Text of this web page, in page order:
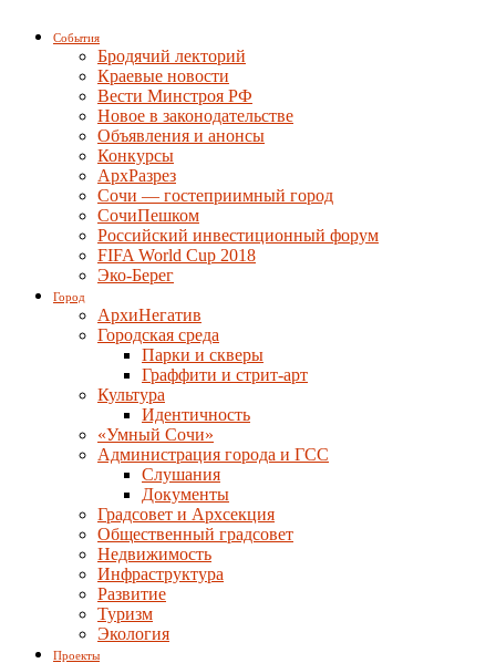
События
Бродячий лекторий
Краевые новости
Вести Минстроя РФ
Новое в законодательстве
Объявления и анонсы
Конкурсы
АрхРазрез
Сочи — гостеприимный город
СочиПешком
Российский инвестиционный форум
FIFA World Cup 2018
Эко-Берег
Город
АрхиНегатив
Городская среда
Парки и скверы
Граффити и стрит-арт
Культура
Идентичность
«Умный Сочи»
Администрация города и ГСС
Слушания
Документы
Градсовет и Архсекция
Общественный градсовет
Недвижимость
Инфраструктура
Развитие
Туризм
Экология
Проекты